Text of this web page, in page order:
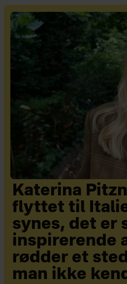
Katerina
flyttet til
synes, det er
inspirerende
rødder et
man ikke